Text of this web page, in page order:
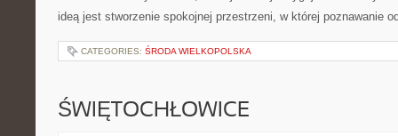
ideą jest stworzenie spokojnej przestrzeni, w której poznawanie
CATEGORIES: ŚRODA WIELKOPOLSKA
ŚWIĘTOCHŁOWICE